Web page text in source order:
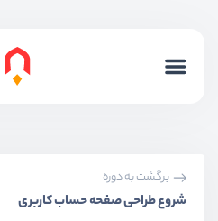
برگشت به دوره
شروع طراحی صفحه حساب کاربری
بخش دوم طراحی هدر پروژه